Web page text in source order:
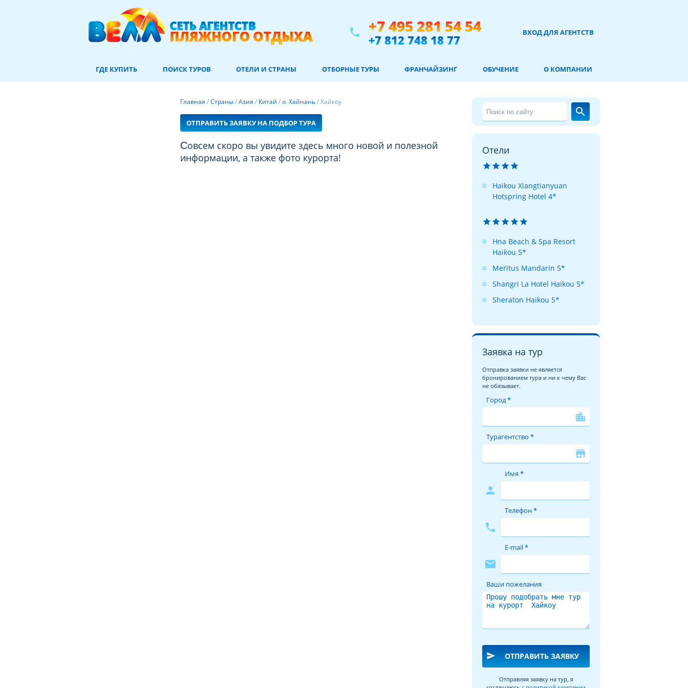
phone +7 495 281 54 54
+7 812 748 18 77 ВХОД ДЛЯ АГЕНТСТВ
ГДЕ КУПИТЬ ПОИСК ТУРОВ ОТЕЛИ И СТРАНЫ ОТБОРНЫЕ ТУРЫ ФРАНЧАЙЗИНГ ОБУЧЕНИЕ О КОМПАНИИ
Главная /Страны/Азия / Китай /о. Хайнань/Хайкоу
ОТПРАВИТЬ ЗАЯВКУ НА ПОДБОР ТУРА
Совсем скоро вы увидите здесь много новой и полезной
информации, а также фото курорта!
search
Отели
   
Haikou Xiangtianyuan
Hotspring Hotel 4*
    
Hna Beach & Spa Resort
Haikou 5*
Meritus Mandarin 5*
Shangri La Hotel Haikou 5*
Sheraton Haikou 5*
Заявка на тур
Отправка заявки не является
бронированием тура и ни к чему Вас
не обязывает.
Город *
location_city
Турагентство *
store
person
Имя *
phone
Телефон *
mail
E-mail *
Ваши пожелания
send ОТПРАВИТЬ ЗАЯВКУ
Отправляя заявку на тур, я